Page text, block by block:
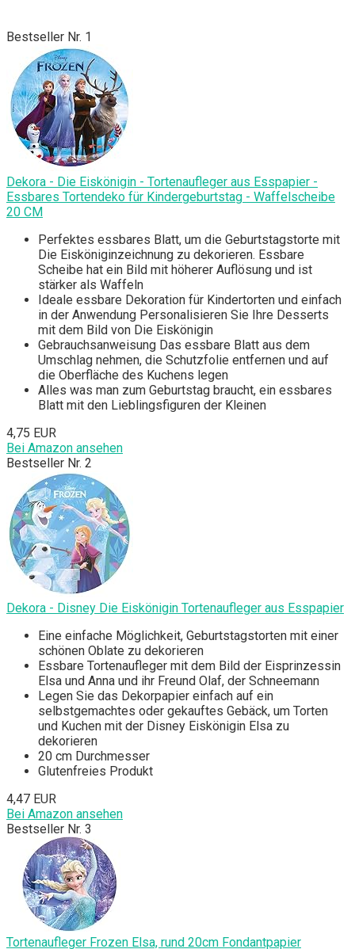
Bestseller Nr. 1
Dekora - Die Eiskönigin - Tortenaufleger aus Esspapier -
Essbares Tortendeko für Kindergeburtstag - Waffelscheibe
20 CM
Perfektes essbares Blatt, um die Geburtstagstorte mit
Die Eisköniginzeichnung zu dekorieren. Essbare
Scheibe hat ein Bild mit höherer Auflösung und ist
stärker als Waffeln
Ideale essbare Dekoration für Kindertorten und einfach
in der Anwendung Personalisieren Sie Ihre Desserts
mit dem Bild von Die Eiskönigin
Gebrauchsanweisung Das essbare Blatt aus dem
Umschlag nehmen, die Schutzfolie entfernen und auf
die Oberfläche des Kuchens legen
Alles was man zum Geburtstag braucht, ein essbares
Blatt mit den Lieblingsfiguren der Kleinen
4,75 EUR
Bei Amazon ansehen
Bestseller Nr. 2
Dekora - Disney Die Eiskönigin Tortenaufleger aus Esspapier
Eine einfache Möglichkeit, Geburtstagstorten mit einer
schönen Oblate zu dekorieren
Essbare Tortenaufleger mit dem Bild der Eisprinzessin
Elsa und Anna und ihr Freund Olaf, der Schneemann
Legen Sie das Dekorpapier einfach auf ein
selbstgemachtes oder gekauftes Gebäck, um Torten
und Kuchen mit der Disney Eiskönigin Elsa zu
dekorieren
20 cm Durchmesser
Glutenfreies Produkt
4,47 EUR
Bei Amazon ansehen
Bestseller Nr. 3
Tortenaufleger Frozen Elsa, rund 20cm Fondantpapier